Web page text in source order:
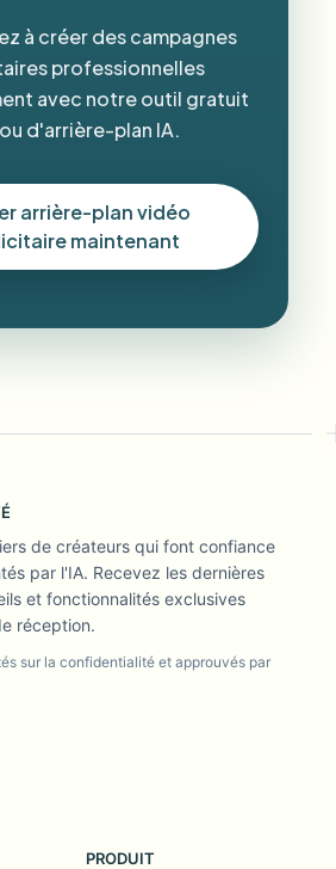
à créer des campagnes
professionnelles
avec notre outil gratuit
d'arrière-plan IA.
arrière-plan vidéo
maintenant
de créateurs qui font confiance
par l'IA. Recevez les dernières
et fonctionnalités exclusives
réception.
sur la confidentialité et approuvés par
PRODUIT